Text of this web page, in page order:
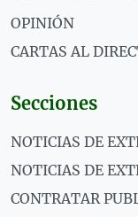
OPINIÓN
CARTAS AL
Secciones
NOTICIAS DE
NOTICIAS DE
CONTRATAR